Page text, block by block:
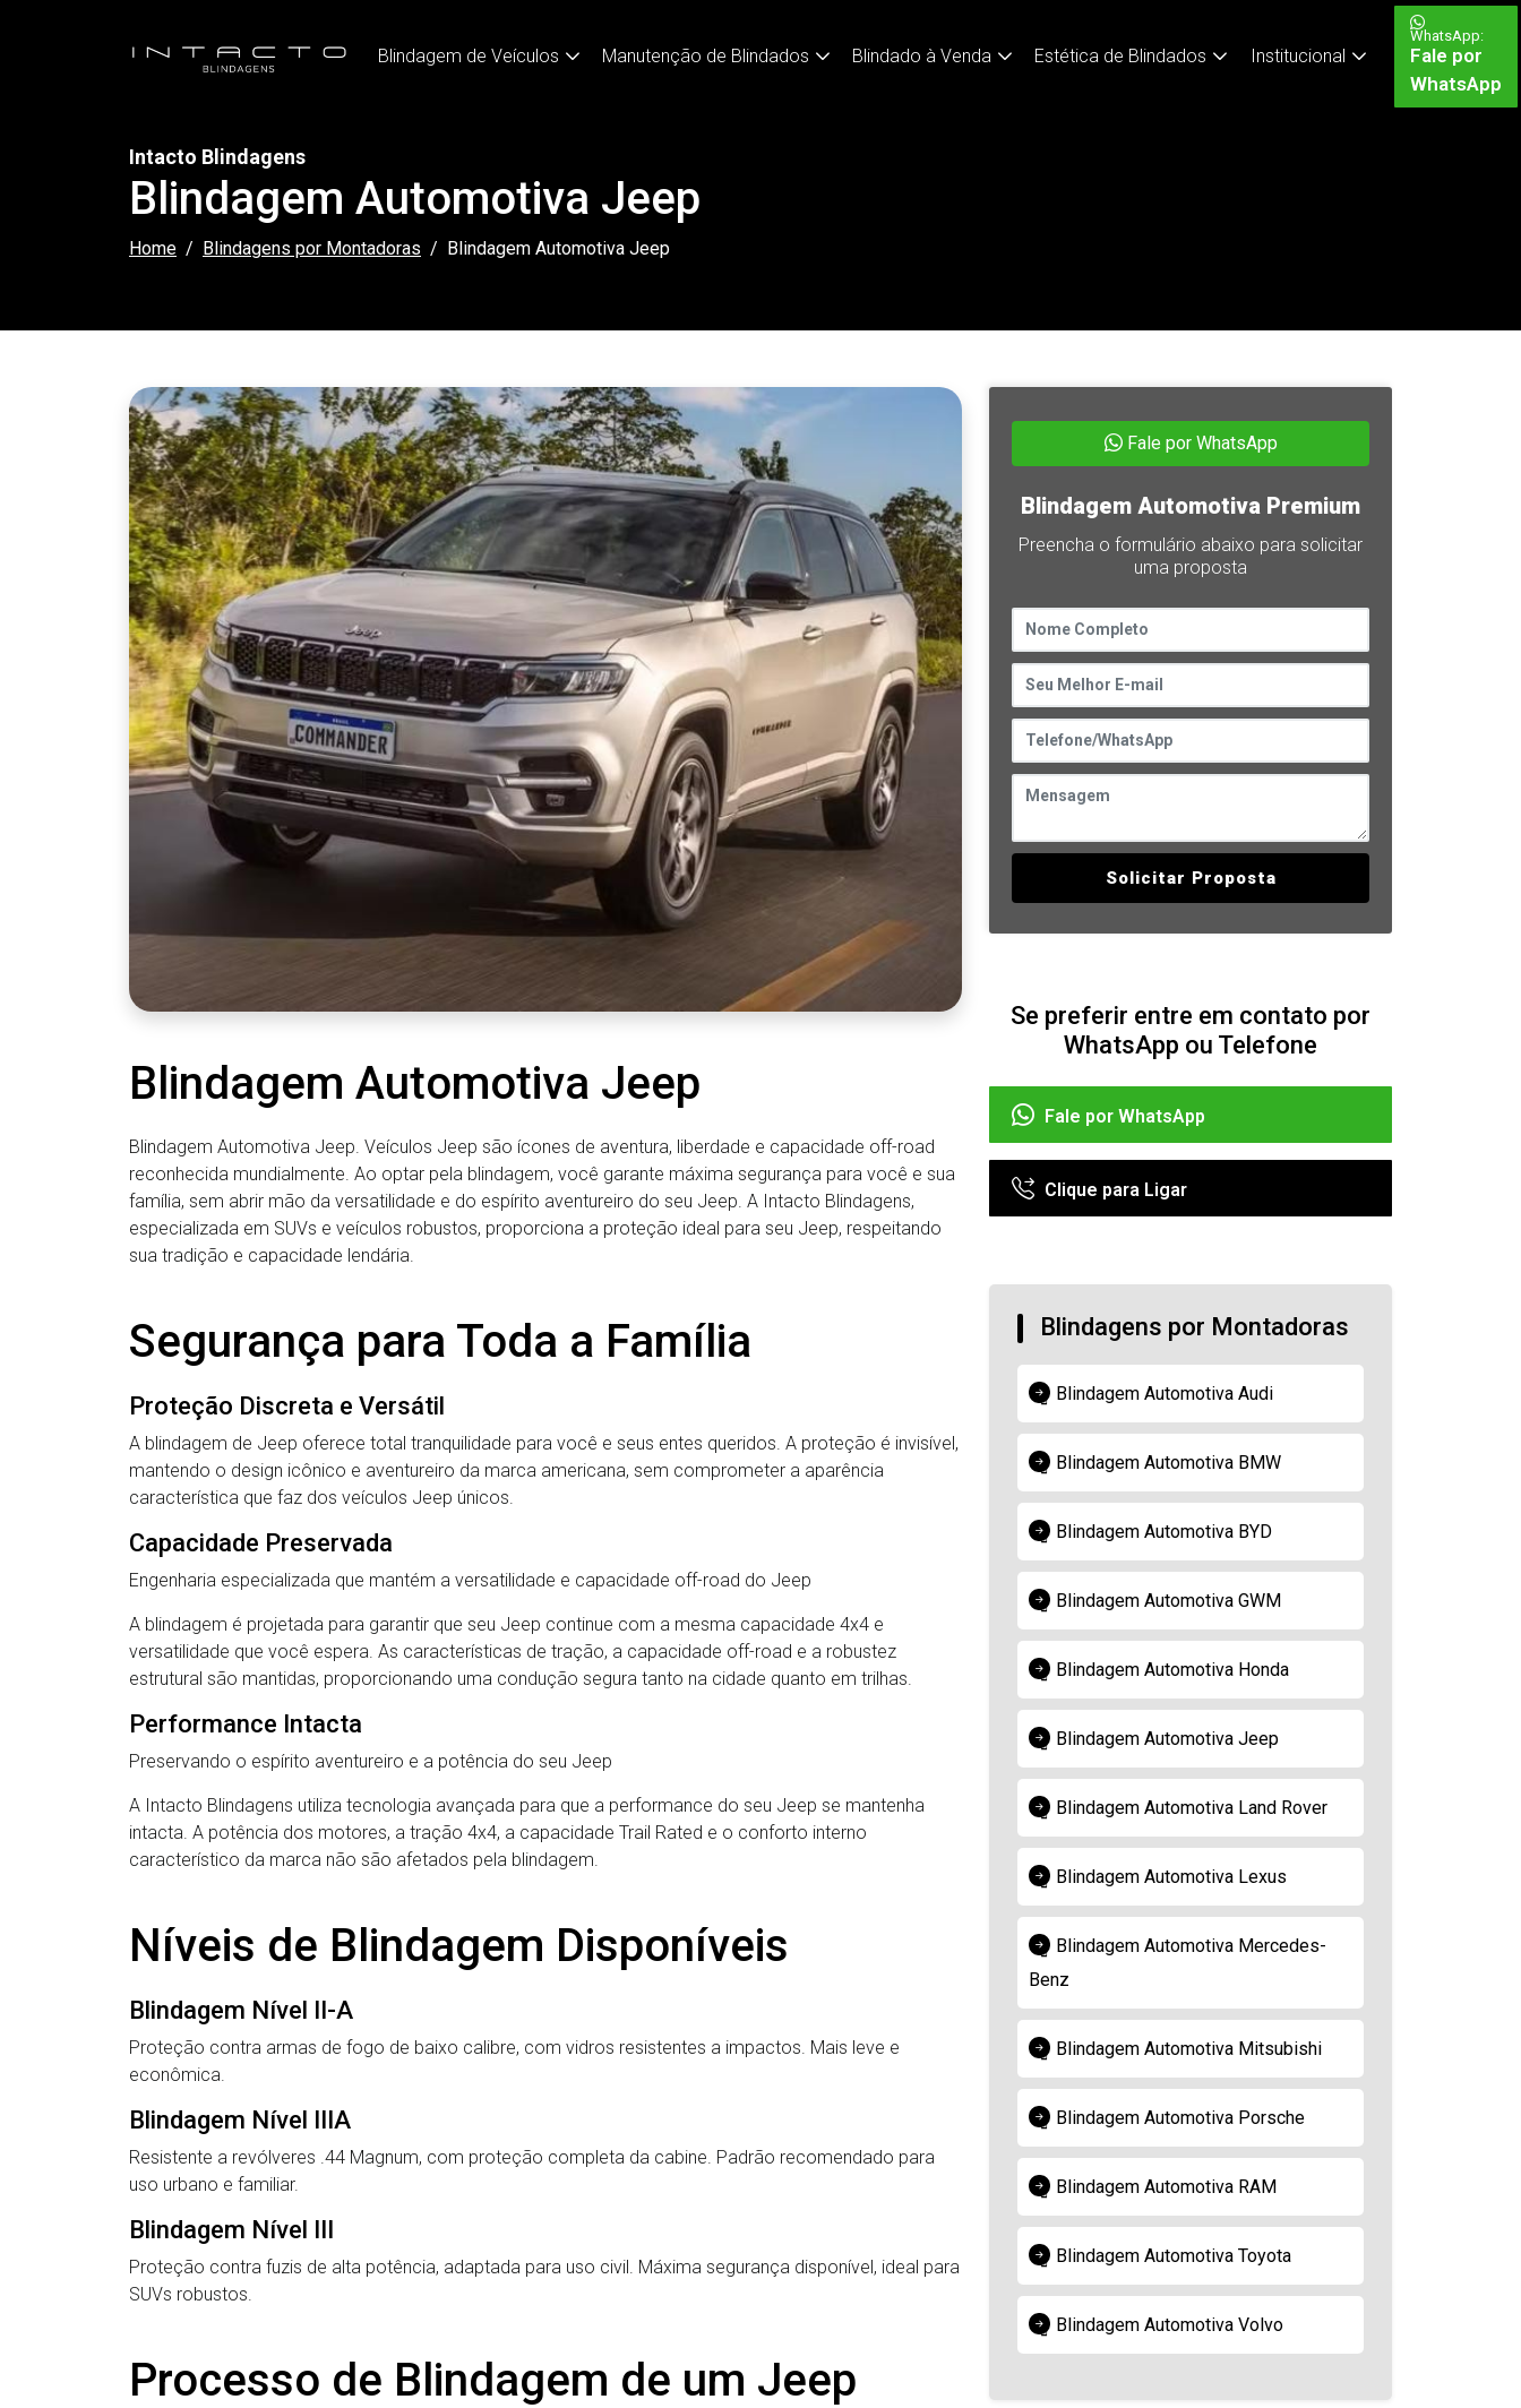
WhatsApp:
Fale por
WhatsApp
Blindagem de Veículos Manutenção de Blindados Blindado à Venda Estética de Blindados Institucional
Intacto Blindagens
Blindagem Automotiva Jeep
Home Blindagens por Montadoras Blindagem Automotiva Jeep
Blindagem Automotiva Jeep
Blindagem Automotiva Jeep. Veículos Jeep são ícones de aventura, liberdade e capacidade off-road
reconhecida mundialmente. Ao optar pela blindagem, você garante máxima segurança para você e sua
família, sem abrir mão da versatilidade e do espírito aventureiro do seu Jeep. A Intacto Blindagens,
especializada em SUVs e veículos robustos, proporciona a proteção ideal para seu Jeep, respeitando
sua tradição e capacidade lendária.
Segurança para Toda a Família
Proteção Discreta e Versátil
A blindagem de Jeep oferece total tranquilidade para você e seus entes queridos. A proteção é invisível,
mantendo o design icônico e aventureiro da marca americana, sem comprometer a aparência
característica que faz dos veículos Jeep únicos.
Capacidade Preservada
Engenharia especializada que mantém a versatilidade e capacidade off-road do Jeep
A blindagem é projetada para garantir que seu Jeep continue com a mesma capacidade 4x4 e
versatilidade que você espera. As características de tração, a capacidade off-road e a robustez
estrutural são mantidas, proporcionando uma condução segura tanto na cidade quanto em trilhas.
Performance Intacta
Preservando o espírito aventureiro e a potência do seu Jeep
A Intacto Blindagens utiliza tecnologia avançada para que a performance do seu Jeep se mantenha
intacta. A potência dos motores, a tração 4x4, a capacidade Trail Rated e o conforto interno
característico da marca não são afetados pela blindagem.
Níveis de Blindagem Disponíveis
Blindagem Nível II-A
Proteção contra armas de fogo de baixo calibre, com vidros resistentes a impactos. Mais leve e
econômica.
Blindagem Nível IIIA
Resistente a revólveres .44 Magnum, com proteção completa da cabine. Padrão recomendado para
uso urbano e familiar.
Blindagem Nível III
Proteção contra fuzis de alta potência, adaptada para uso civil. Máxima segurança disponível, ideal para
SUVs robustos.
Processo de Blindagem de um Jeep
Fale por WhatsApp
Blindagem Automotiva Premium
Preencha o formulário abaixo para solicitar
uma proposta
Solicitar Proposta
Se preferir entre em contato por
WhatsApp ou Telefone
Fale por WhatsApp
Clique para Ligar
Blindagens por Montadoras
Blindagem Automotiva Audi
Blindagem Automotiva BMW
Blindagem Automotiva BYD
Blindagem Automotiva GWM
Blindagem Automotiva Honda
Blindagem Automotiva Jeep
Blindagem Automotiva Land Rover
Blindagem Automotiva Lexus
Blindagem Automotiva Mercedes-
Benz
Blindagem Automotiva Mitsubishi
Blindagem Automotiva Porsche
Blindagem Automotiva RAM
Blindagem Automotiva Toyota
Blindagem Automotiva Volvo